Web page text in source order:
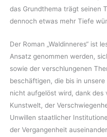
das Grundthema trägt seinen
dennoch etwas mehr Tiefe
Der Roman „Waldinneres“ ist
Ansatz genommen werden,
sowie der verschlungenen
beschäftigen, die bis in
nicht aufgelöst wird, dank des
Kunstwelt, der
Unwillen staatlicher
der Vergangenheit